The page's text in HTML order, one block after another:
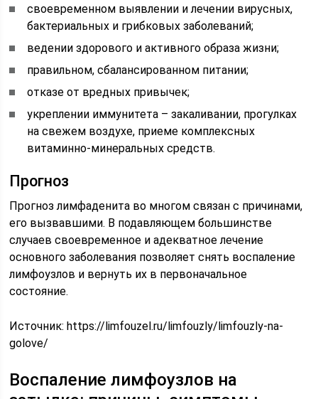
своевременном выявлении и лечении вирусных,
бактериальных и грибковых заболеваний;
ведении здорового и активного образа жизни;
правильном, сбалансированном питании;
отказе от вредных привычек;
укреплении иммунитета – закаливании, прогулках
на свежем воздухе, приеме комплексных
витаминно-минеральных средств.
Прогноз
Прогноз лимфаденита во многом связан с причинами,
его вызвавшими. В подавляющем большинстве
случаев своевременное и адекватное лечение
основного заболевания позволяет снять воспаление
лимфоузлов и вернуть их в первоначальное
состояние.
Источник:https://limfouzel.ru/limfouzly/limfouzly-na-
golove/
Воспаление лимфоузлов на